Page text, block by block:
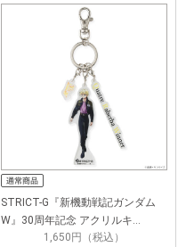
STRICT-G『新機動戦記ガンダム
W』30周年記念 アクリルキ…
1,650円（税込）